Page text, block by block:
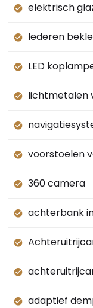
elektrisch
lederen
LED
lichtmetalen
voorstoelen
360 camera
achterbank
adaptief